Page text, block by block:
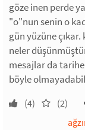
göze inen perde
"o"nun senin o
gün yüzüne
neler
mesajlar da
böyle
(4) (2)